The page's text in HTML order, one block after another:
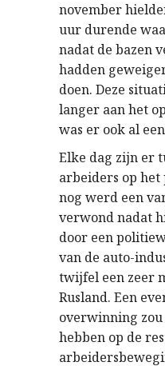
november
uur durende
nadat de bazen
hadden
doen. Deze
langer aan het
was er ook al
Elke dag zijn er
arbeiders op
nog werd een
verwond nadat
door een
van de auto-
twijfel een zeer
Rusland. Een
overwinning
hebben op de